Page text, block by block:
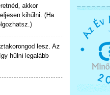
akkor
kihűlni. (Ha
lesz. Az
hűlni legalább